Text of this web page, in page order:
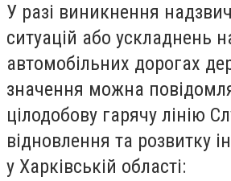
У разі виникнення
ситуацій або ускладнень
автомобільних дорогах
значення можна
цілодобову гарячу лінію
відновлення та розвитку
у Харківській області: